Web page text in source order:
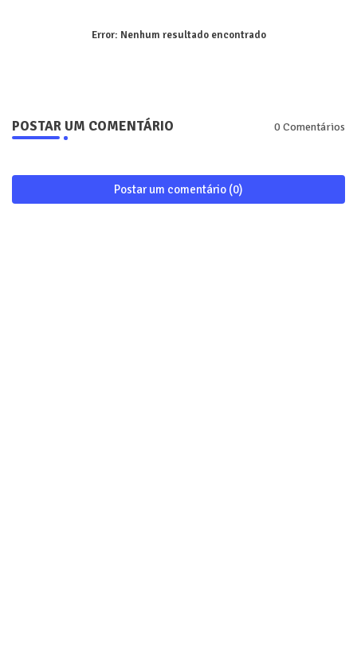
Error: Nenhum resultado encontrado
POSTAR UM COMENTÁRIO 0 Comentários
Postar um comentário (0)